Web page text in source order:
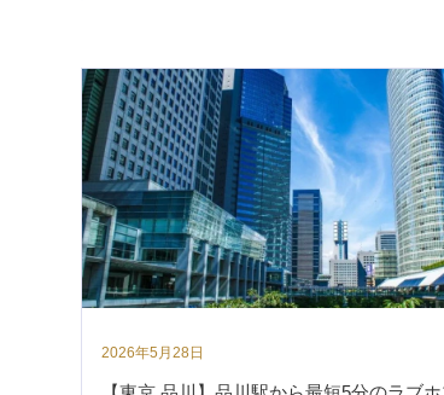
2026年5月28日